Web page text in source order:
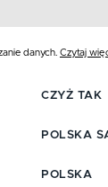
danych. Czytaj
CZYŻ TAK
POLSKA
POLSKA